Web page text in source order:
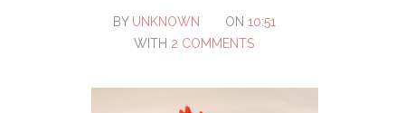
BY UNKNOWN ON 10:51
WITH 2 COMMENTS